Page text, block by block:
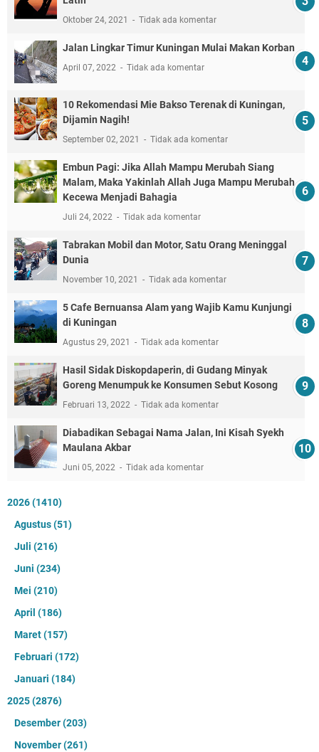
Oktober 24, 2021 Tidak ada komentar
Jalan Lingkar Timur Kuningan Mulai Makan Korban
April 07, 2022 Tidak ada komentar
10 Rekomendasi Mie Bakso Terenak di Kuningan,
Dijamin Nagih!
September 02, 2021 Tidak ada komentar
Embun Pagi: Jika Allah Mampu Merubah Siang
Malam, Maka Yakinlah Allah Juga Mampu Merubah
Kecewa Menjadi Bahagia
Juli 24, 2022 Tidak ada komentar
Tabrakan Mobil dan Motor, Satu Orang Meninggal
Dunia
November 10, 2021 Tidak ada komentar
5 Cafe Bernuansa Alam yang Wajib Kamu Kunjungi
di Kuningan
Agustus 29, 2021 Tidak ada komentar
Hasil Sidak Diskopdaperin, di Gudang Minyak
Goreng Menumpuk ke Konsumen Sebut Kosong
Februari 13, 2022 Tidak ada komentar
Diabadikan Sebagai Nama Jalan, Ini Kisah Syekh
Maulana Akbar
Juni 05, 2022 Tidak ada komentar
2026(1410)
Agustus(51)
Juli (216)
Juni (234)
Mei (210)
April (186)
Maret(157)
Februari (172)
Januari (184)
2025(2876)
Desember(203)
November(261)